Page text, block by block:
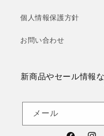
個人情報保護方針
お問い合わせ
新商品やセール情報
メール